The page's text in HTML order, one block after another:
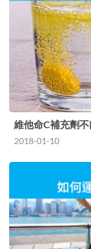
維他命C補充劑
2018-01-10